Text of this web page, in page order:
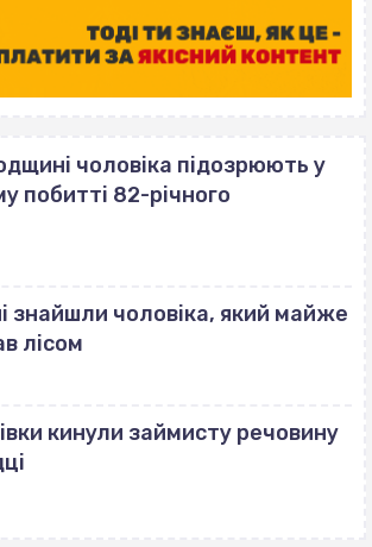
чоловіка підозрюють у
побитті 82-річного
знайшли чоловіка, який майже
лісом
кинули займисту речовину